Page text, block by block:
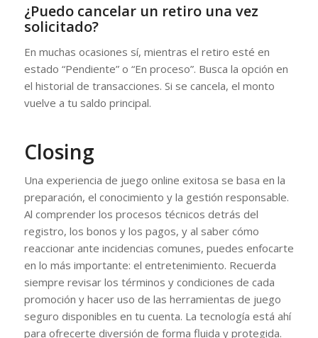
¿Puedo cancelar un retiro una vez
solicitado?
En muchas ocasiones sí, mientras el retiro esté en
estado “Pendiente” o “En proceso”. Busca la opción en
el historial de transacciones. Si se cancela, el monto
vuelve a tu saldo principal.
Closing
Una experiencia de juego online exitosa se basa en la
preparación, el conocimiento y la gestión responsable.
Al comprender los procesos técnicos detrás del
registro, los bonos y los pagos, y al saber cómo
reaccionar ante incidencias comunes, puedes enfocarte
en lo más importante: el entretenimiento. Recuerda
siempre revisar los términos y condiciones de cada
promoción y hacer uso de las herramientas de juego
seguro disponibles en tu cuenta. La tecnología está ahí
para ofrecerte diversión de forma fluida y protegida.